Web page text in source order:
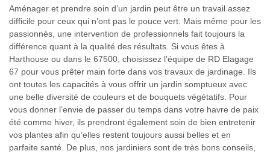
Aménager et prendre soin d’un jardin peut être un travail assez
difficile pour ceux qui n’ont pas le pouce vert. Mais même pour les
passionnés, une intervention de professionnels fait toujours la
différence quant à la qualité des résultats. Si vous êtes à
Harthouse ou dans le 67500, choisissez l’équipe de RD Elagage
67 pour vous prêter main forte dans vos travaux de jardinage. Ils
ont toutes les capacités à vous offrir un jardin somptueux avec
une belle diversité de couleurs et de bouquets végétatifs. Pour
vous donner l’envie de passer du temps dans votre havre de paix
été comme hiver, ils prendront également soin de bien entretenir
vos plantes afin qu’elles restent toujours aussi belles et en
parfaite santé. De plus, nos jardiniers sont de très bons conseils,